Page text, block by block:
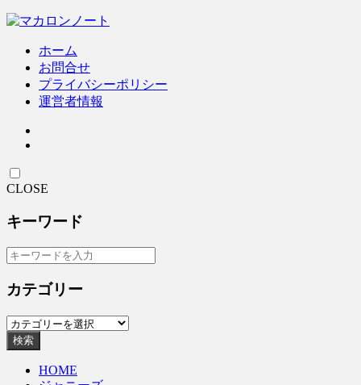
ホーム
お問合せ
プライバシーポリシー
運営者情報
CLOSE
キーワード
カテゴリー
検索
HOME